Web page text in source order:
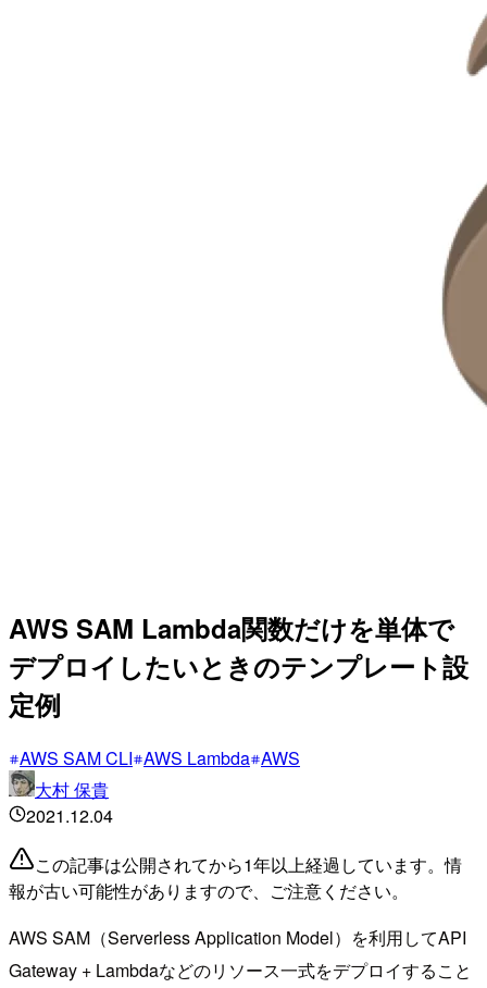
AWS SAM Lambda関数だけを単体で
デプロイしたいときのテンプレート設
定例
AWS SAM CLI AWS Lambda AWS
大村 保貴
2021.12.04
この記事は公開されてから1年以上経過しています。情
報が古い可能性がありますので、ご注意ください。
AWS SAM（Serverless Application Model）を利用してAPI
Gateway + Lambdaなどのリソース一式をデプロイすること